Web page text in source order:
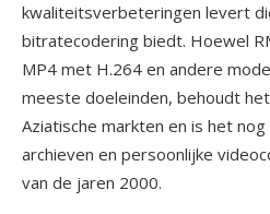
kwaliteitsverbeteringen levert
bitratecodering biedt. Hoewel
MP4 met H.264 en andere
meeste doeleinden, behoudt
Aziatische markten en is het
archieven en persoonlijke
van de jaren 2000.